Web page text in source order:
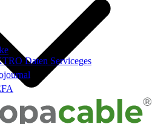
Daten Serviceges